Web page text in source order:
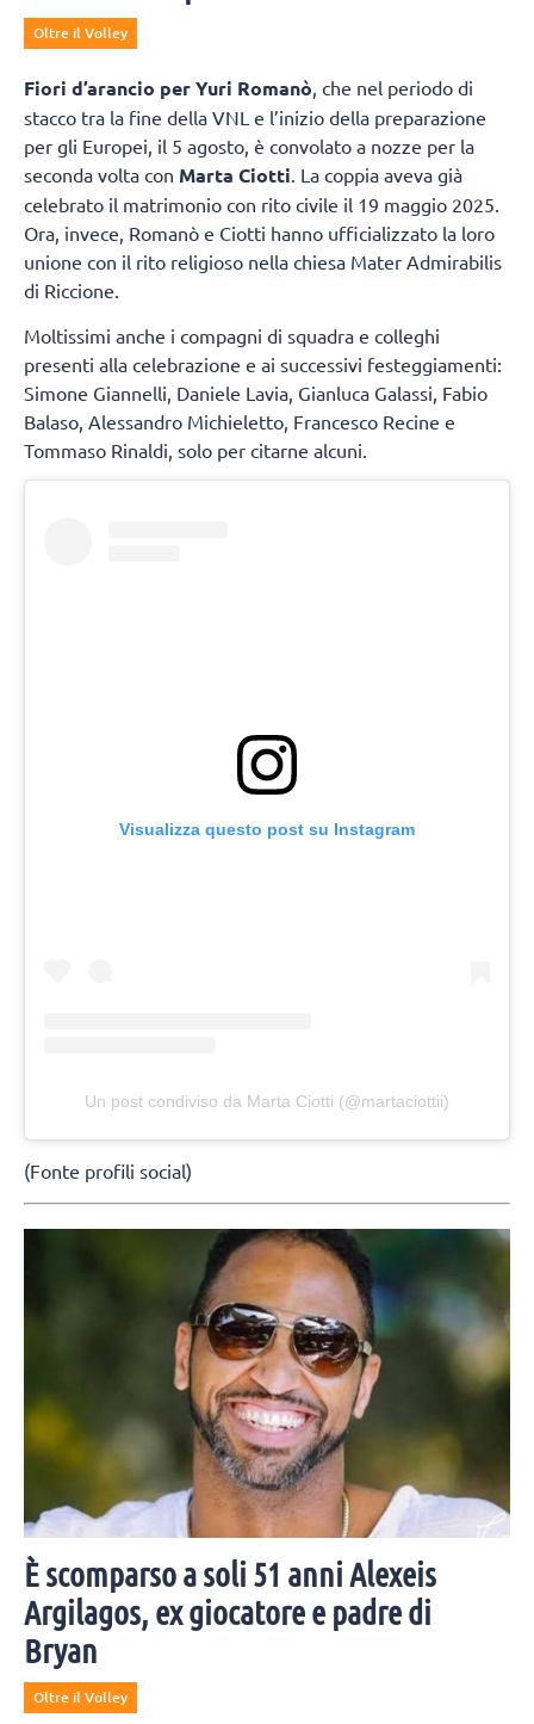
Oltre il Volley
Fiori d’arancio per Yuri Romanò , che nel periodo di
stacco tra la fine della VNL e l’inizio della preparazione
per gli Europei, il 5 agosto, è convolato a nozze per la
seconda volta con Marta Ciotti . La coppia aveva già
celebrato il matrimonio con rito civile il 19 maggio 2025.
Ora, invece, Romanò e Ciotti hanno ufficializzato la loro
unione con il rito religioso nella chiesa Mater Admirabilis
di Riccione.
Moltissimi anche i compagni di squadra e colleghi
presenti alla celebrazione e ai successivi festeggiamenti:
Simone Giannelli, Daniele Lavia, Gianluca Galassi, Fabio
Balaso, Alessandro Michieletto, Francesco Recine e
Tommaso Rinaldi, solo per citarne alcuni.
Visualizza questo post su Instagram
Un post condiviso da Marta Ciotti (@martaciottii)
(Fonte profili social)
È scomparso a soli 51 anni Alexeis
Argilagos, ex giocatore e padre di
Bryan
Oltre il Volley